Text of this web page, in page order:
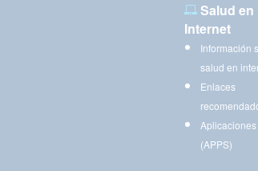
Salud en
Internet
Información
salud en
Enlaces
(APPS)